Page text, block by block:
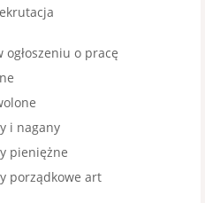
ogłoszeniu o pracę
i nagany
pieniężne
porządkowe art